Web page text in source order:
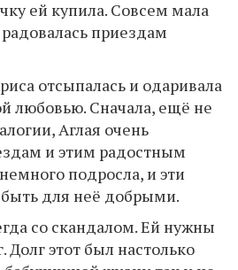
ей купила. Совсем мала
приездам
отсыпалась и одаривала
любовью. Сначала, ещё не
Аглая очень
и этим радостным
подросла, и эти
для неё добрыми.
со скандалом. Ей нужны
Долг этот был настолько